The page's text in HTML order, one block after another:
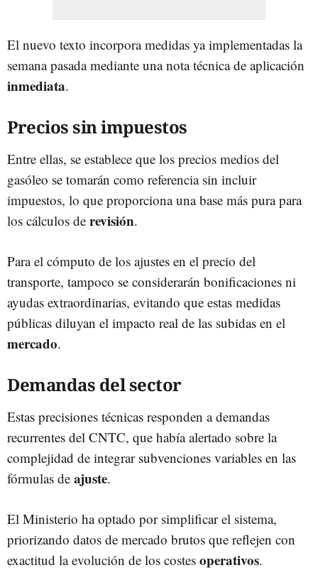
El nuevo texto incorpora medidas ya implementadas la
semana pasada mediante una nota técnica de aplicación
inmediata.
Precios sin impuestos
Entre ellas, se establece que los precios medios del
gasóleo se tomarán como referencia sin incluir
impuestos, lo que proporciona una base más pura para
los cálculos de revisión.
Para el cómputo de los ajustes en el precio del
transporte, tampoco se considerarán bonificaciones ni
ayudas extraordinarias, evitando que estas medidas
públicas diluyan el impacto real de las subidas en el
mercado.
Demandas del sector
Estas precisiones técnicas responden a demandas
recurrentes del CNTC, que había alertado sobre la
complejidad de integrar subvenciones variables en las
fórmulas de ajuste.
El Ministerio ha optado por simplificar el sistema,
priorizando datos de mercado brutos que reflejen con
exactitud la evolución de los costes operativos.